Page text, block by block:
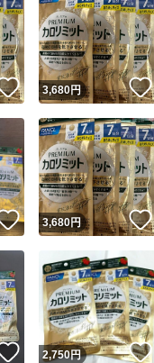
いいね！
3,680円
いいね！
3,680円
いいね！
2,750円